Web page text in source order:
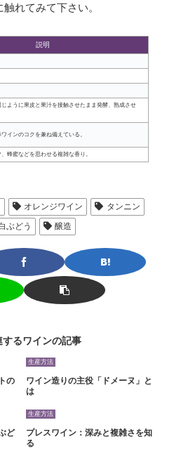
れてみて下さい。
説明
ように果皮と果汁を接触させたまま発酵、熟成させ
インのコクを兼ね備えている。
蜂蜜などを思わせる複雑な香り。
オレンジワイン
タンニン
ぶどう 醸造
するワインの記事
の
生産方法
ワイン造りの主役「ドメーヌ」と
は
ど
生産方法
プレスワイン：深みと複雑さを知
る